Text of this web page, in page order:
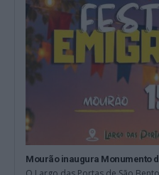
Mourão inaugura Monumento